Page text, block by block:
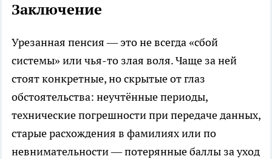
Заключение
Урезанная пенсия — это не всегда «сбой
системы» или чья-то злая воля. Чаще за ней
стоят конкретные, но скрытые от глаз
обстоятельства: неучтённые периоды,
технические погрешности при передаче данных,
старые расхождения в фамилиях или по
невнимательности — потерянные баллы за уход